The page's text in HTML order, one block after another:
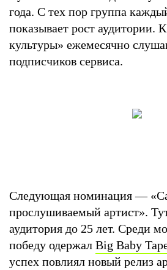
года. С тех пор группа
показывает рост аудитории.
культуры» ежемесячно
подписчиков сервиса.
Следующая номинация —
прослушиваемый артист».
аудитория до 25 лет. Среди
победу одержал Big Baby
успех повлиял новый релиз